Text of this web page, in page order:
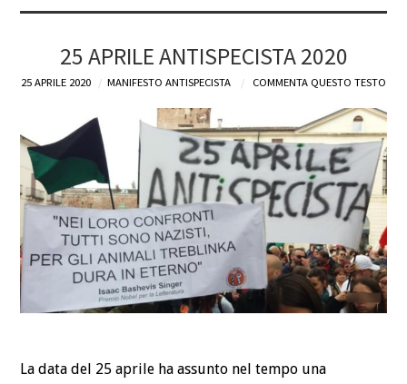
ACQUISTALO
CHI
BLOG
CONTATTI
25 APRILE ANTISPECISTA 2020
25 APRILE 2020 MANIFESTO ANTISPECISTA COMMENTA QUESTO TESTO
La data del 25 aprile ha assunto nel tempo una